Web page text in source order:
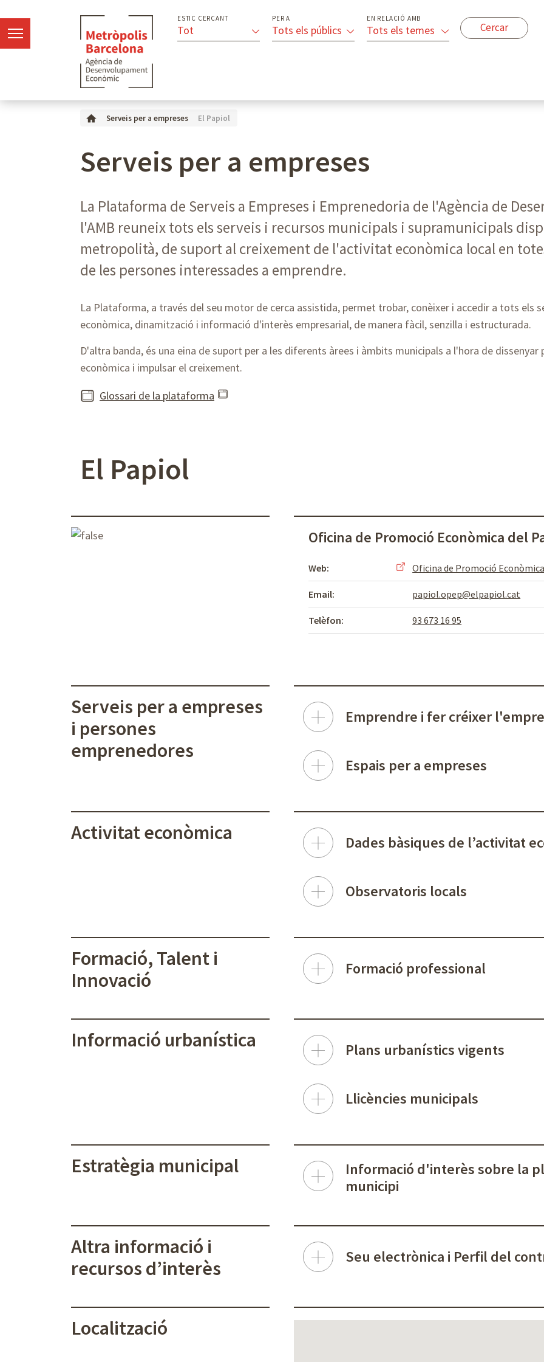
ESTIC CERCANT
Tot
PER A
Tots els públics
EN RELACIÓ AMB
Tots els temes
Serveis per a empreses El Papiol
Serveis per a empreses
La Plataforma de Serveis a Empreses i Emprenedoria de l'Agència de
l'AMB reuneix tots els serveis i recursos municipals i supramunicipals
metropolità, de suport al creixement de l'activitat econòmica local en
de les persones interessades a emprendre.
La Plataforma, a través del seu motor de cerca assistida, permet trobar, conèixer i accedir a tots els
econòmica, dinamització i informació d'interès empresarial, de manera fàcil, senzilla i estructurada.
D'altra banda, és una eina de suport per a les diferents àrees i àmbits municipals a l'hora de
econòmica i impulsar el creixement.
Glossari de la plataforma
El Papiol
Oficina de Promoció Econòmica del
Web: Oficina de Promoció
Email: papiol.opep@elpapiol.cat
Telèfon: 93 673 16 95
Serveis per a empreses
i persones
emprenedores
Emprendre i fer créixer
Espais per a empreses
Activitat econòmica Dades bàsiques de l’activitat
Observatoris locals
Formació, Talent i
Innovació
Formació professional
Informació urbanística Plans urbanístics vigents
Llicències municipals
Estratègia municipal
Informació d'interès sobre la
municipi
Altra informació i
recursos d’interès
Seu electrònica i Perfil del
Localització